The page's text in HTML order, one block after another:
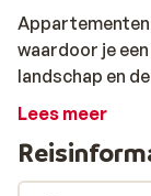
Appartementen
waardoor je
landschap en
prachtige
restaurants en
hoeft te lopen
Lees meer